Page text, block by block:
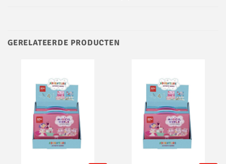
GERELATEERDE PRODUCTEN